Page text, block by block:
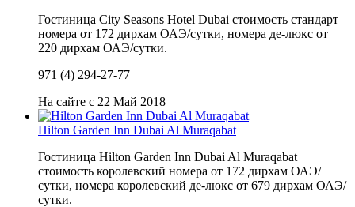
Гостиница City Seasons Hotel Dubai стоимость стандарт
номера от 172 дирхам ОАЭ/сутки, номера де-люкс от
220 дирхам ОАЭ/сутки.
971 (4) 294-27-77
На сайте с 22 Май 2018
Hilton Garden Inn Dubai Al Muraqabat
Гостиница Hilton Garden Inn Dubai Al Muraqabat
стоимость королевский номера от 172 дирхам ОАЭ/
сутки, номера королевский де-люкс от 679 дирхам ОАЭ/
сутки.